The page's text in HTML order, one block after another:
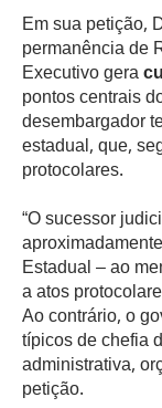
Em sua petição,
permanência de
Executivo gera
pontos centrais
desembargador
estadual, que,
protocolares.
“O sucessor
Estadual – ao
a atos
Ao contrário, o
típicos de chefia
administrativa,
petição.